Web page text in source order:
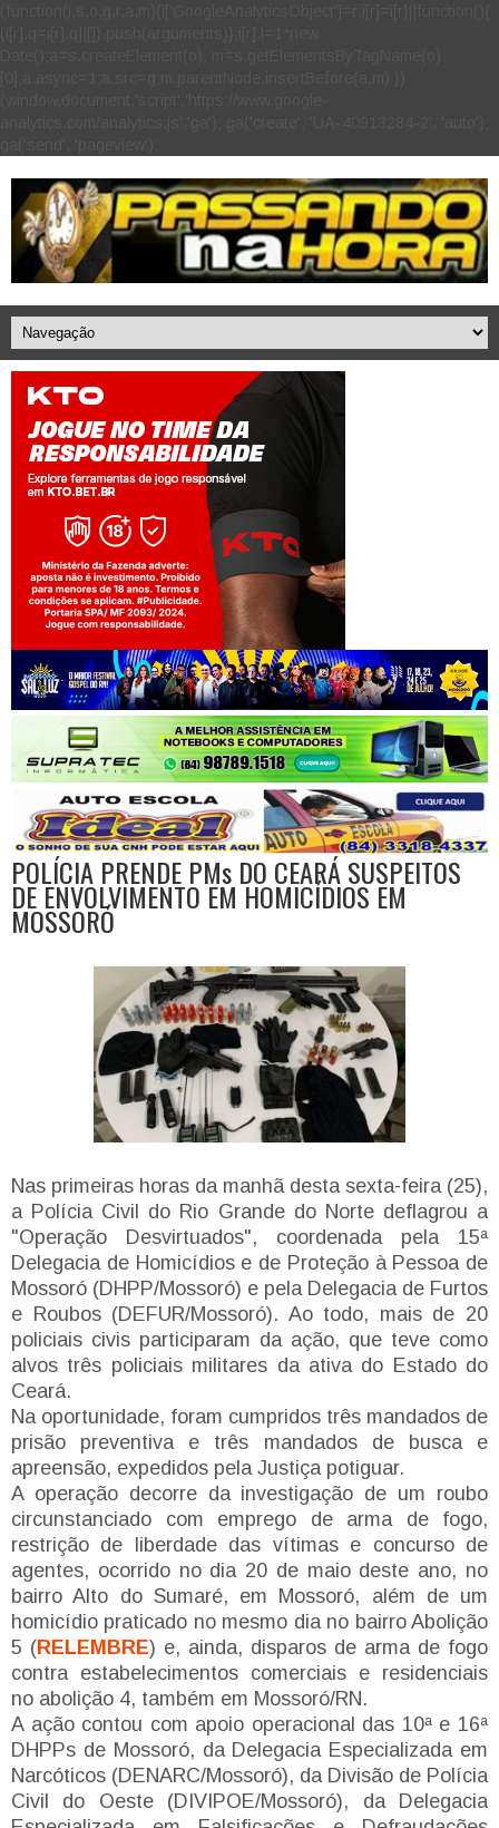
Jogue com responsabilidade. 18+
POLÍCIA PRENDE PMs DO CEARÁ SUSPEITOS
DE ENVOLVIMENTO EM HOMICÍDIOS EM
MOSSORÓ
Nas primeiras horas da manhã desta sexta-feira (25),
a Polícia Civil do Rio Grande do Norte deflagrou a
"Operação Desvirtuados", coordenada pela 15ª
Delegacia de Homicídios e de Proteção à Pessoa de
Mossoró (DHPP/Mossoró) e pela Delegacia de Furtos
e Roubos (DEFUR/Mossoró). Ao todo, mais de 20
policiais civis participaram da ação, que teve como
alvos três policiais militares da ativa do Estado do
Ceará.
Na oportunidade, foram cumpridos três mandados de
prisão preventiva e três mandados de busca e
apreensão, expedidos pela Justiça potiguar.
A operação decorre da investigação de um roubo
circunstanciado com emprego de arma de fogo,
restrição de liberdade das vítimas e concurso de
agentes, ocorrido no dia 20 de maio deste ano, no
bairro Alto do Sumaré, em Mossoró, além de um
homicídio praticado no mesmo dia no bairro Abolição
5 (RELEMBRE) e, ainda, disparos de arma de fogo
contra estabelecimentos comerciais e residenciais
no abolição 4, também em Mossoró/RN.
A ação contou com apoio operacional das 10ª e 16ª
DHPPs de Mossoró, da Delegacia Especializada em
Narcóticos (DENARC/Mossoró), da Divisão de Polícia
Civil do Oeste (DIVIPOE/Mossoró), da Delegacia